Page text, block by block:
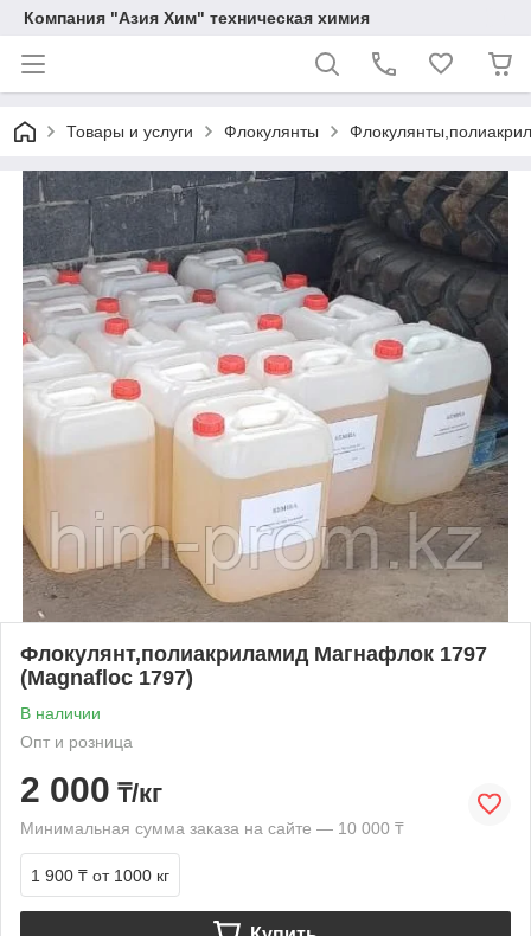
Компания "Азия Хим" техническая химия
Товары и услуги Флокулянты
Флокулянт,полиакриламид Магнафлок 1797
(Magnafloc 1797)
В наличии
Опт и розница
2 000 ₸/кг
Минимальная сумма заказа на сайте — 10 000 ₸
1 900 ₸ от 1000 кг